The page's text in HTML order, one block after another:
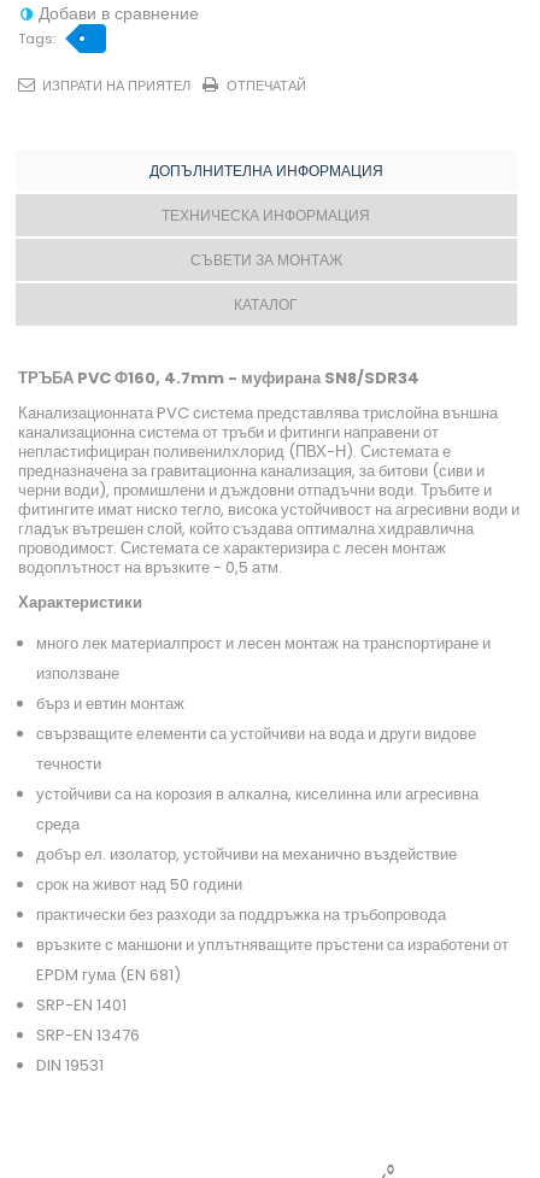
Добави в сравнение
Tags:
ИЗПРАТИ НА ПРИЯТЕЛ ОТПЕЧАТАЙ
ДОПЪЛНИТЕЛНА ИНФОРМАЦИЯ
ТЕХНИЧЕСКА ИНФОРМАЦИЯ
СЪВЕТИ ЗА МОНТАЖ
КАТАЛОГ
ТРЪБА PVC Ф160, 4.7mm - муфирана SN8/SDR34
Канализационната PVC система представлява трислойна външна
канализационна система от тръби и фитинги направени от
непластифициран поливенилхлорид (ПВХ-Н). Системата е
предназначена за гравитационна канализация, за битови (сиви и
черни води), промишлени и дъждовни отпадъчни води. Тръбите и
фитингите имат ниско тегло, висока устойчивост на агресивни води и
гладък вътрешен слой, който създава оптимална хидравлична
проводимост. Системата се характеризира с лесен монтаж
водоплътност на връзките - 0,5 атм.
Характеристики
много лек материалпрост и лесен монтаж на транспортиране и
използване
бърз и евтин монтаж
свързващите елементи са устойчиви на вода и други видове
течности
устойчиви са на корозия в алкална, киселинна или агресивна
среда
добър ел. изолатор, устойчиви на механично въздействие
срок на живот над 50 години
практически без разходи за поддръжка на тръбопровода
връзките с маншони и уплътняващите пръстени са изработени от
EPDM гума (EN 681)
SRP-EN 1401
SRP-EN 13476
DIN 19531